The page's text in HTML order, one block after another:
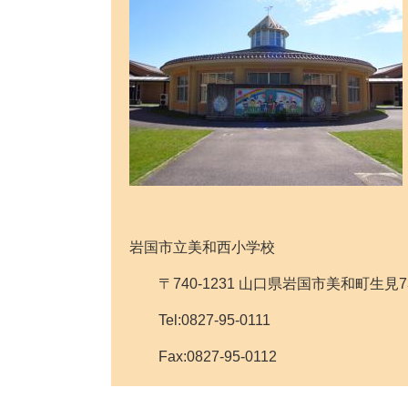
岩国市立美和西小学校
〒740-1231 山口県岩国市美和町生見
Tel:0827-95-0111
Fax:0827-95-0112